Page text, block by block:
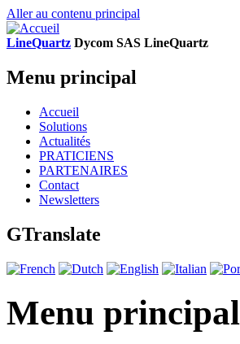
Aller au contenu principal
LineQuartz Dycom SAS LineQuartz
Menu principal
Accueil
Solutions
Actualités
PRATICIENS
PARTENAIRES
Contact
Newsletters
GTranslate
Menu principal